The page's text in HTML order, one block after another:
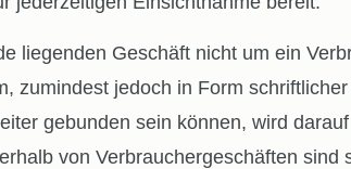
liegenden Geschäft nicht um ein
zumindest jedoch in Form
gebunden sein können, wird
von Verbrauchergeschäften